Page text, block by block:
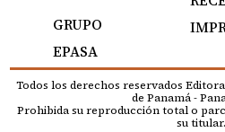
GRUPO
EPASA
Todos los derechos reservados
de Panamá -
Prohibida su reproducción total o
su titular.